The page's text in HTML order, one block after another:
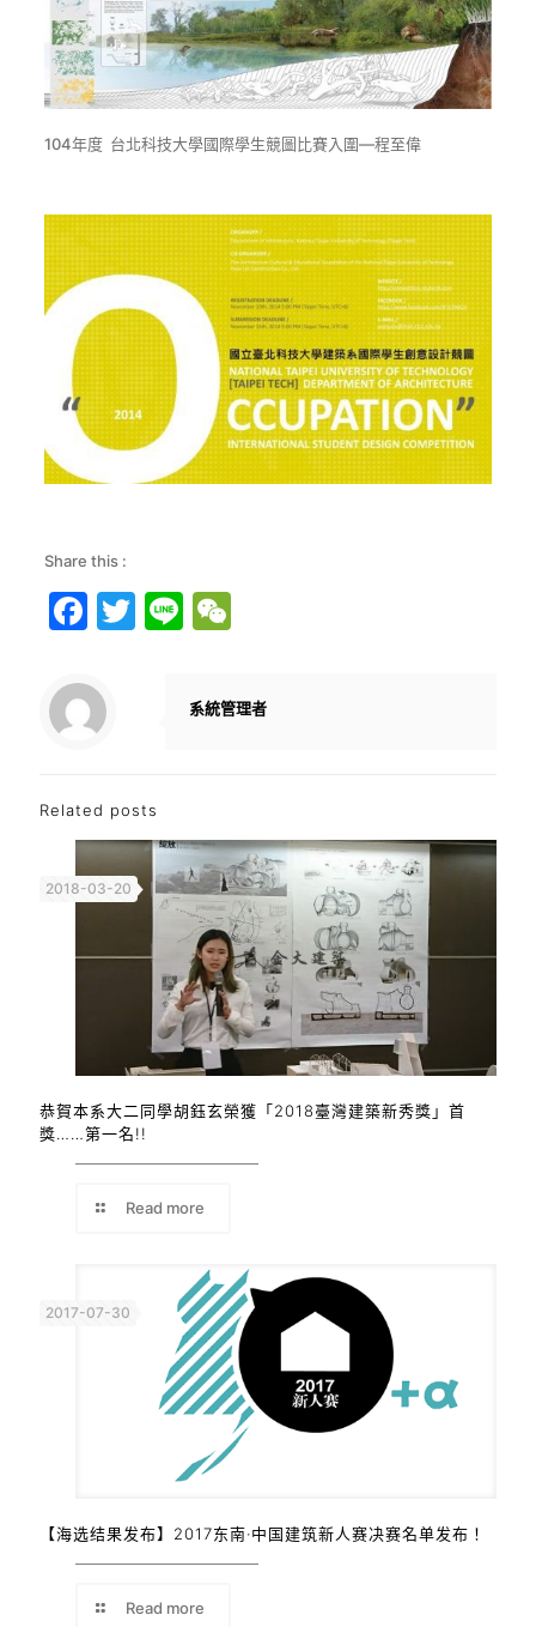
104年度 台北科技大學國際學生競圖比賽入圍—程至偉
Share this :
Facebook
Twitter
LineWeChat
系統管理者
Related posts
2018-03-20
恭賀本系大二同學胡鈺玄榮獲「2018臺灣建築新秀獎」首
獎……第一名!!
Read more
2017-07-30
【海选结果发布】2017东南·中国建筑新人赛决赛名单发布！
Read more